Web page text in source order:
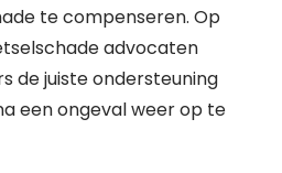
te compenseren. Op
advocaten
de juiste ondersteuning
een ongeval weer op te